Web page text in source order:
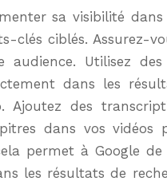
sa visibilité
ciblés. Assurez-
Utilisez
dans les
des
dans vos
permet à Google
les résultats de